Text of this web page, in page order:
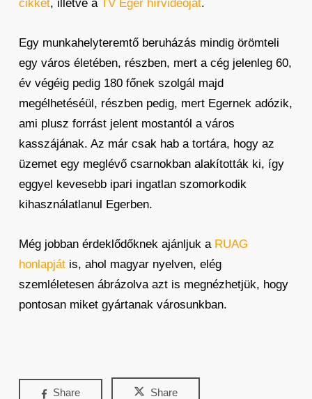
cikkét, illetve a TV Eger hírvideóját.
Egy munkahelyteremtő beruházás mindig örömteli
egy város életében, részben, mert a cég jelenleg 60,
év végéig pedig 180 főnek szolgál majd
megélhetéséül, részben pedig, mert Egernek adózik,
ami plusz forrást jelent mostantól a város
kasszájának. Az már csak hab a tortára, hogy az
üzemet egy meglévő csarnokban alakították ki, így
eggyel kevesebb ipari ingatlan szomorkodik
kihasználatlanul Egerben.
Még jobban érdeklődőknek ajánljuk a RUAG
honlapjátis, ahol magyar nyelven, elég
szemléletesen ábrázolva azt is megnézhetjük, hogy
pontosan miket gyártanak városunkban.
Share Share